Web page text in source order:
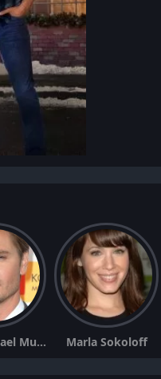
Chad Michael Murray Marla Sokoloff